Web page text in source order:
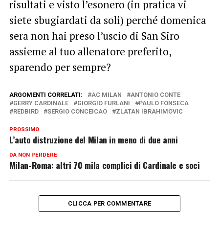
risultati e visto l’esonero (in pratica vi
siete sbugiardati da soli) perché domenica
sera non hai preso l’uscio di San Siro
assieme al tuo allenatore preferito,
sparendo per sempre?
ARGOMENTI CORRELATI: AC MILAN
ANTONIO CONTE
GERRY CARDINALE
GIORGIO FURLANI
PAULO FONSECA
REDBIRD
SERGIO CONCEICAO ZLATAN IBRAHIMOVIC
PROSSIMO
L’auto distruzione del Milan in meno di due anni
DA NON PERDERE
Milan-Roma: altri 70 mila complici di Cardinale e soci
CLICCA PER COMMENTARE